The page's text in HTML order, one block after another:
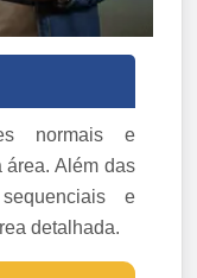
normais e
área. Além das
e
detalhada.